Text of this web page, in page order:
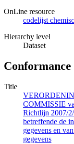
OnLine resource
codelijst
Hierarchy level
Dataset
Title
COMMISSIE
Richtlijn 2007/2/
betreffende de
gegevens en
gegevens